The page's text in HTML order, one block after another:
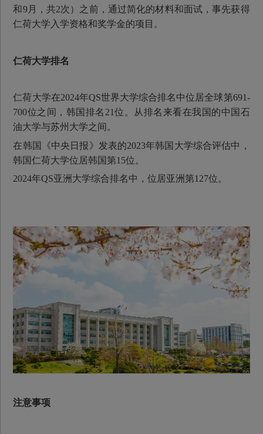
和9月，共2次）之前，通过简化的材料和面试，事先获得
仁荷大学入学资格和奖学金的项目。
仁荷大学排名
仁荷大学在2024年QS世界大学综合排名中位居全球第691-
700位之间，韩国排名21位。从排名来看在我国的中国石
油大学与苏州大学之间。
在韩国《中央日报》发表的2023年韩国大学综合评估中，
韩国仁荷大学位居韩国第15位。
2024年QS亚洲大学综合排名中，位居亚洲第127位。
注意事项